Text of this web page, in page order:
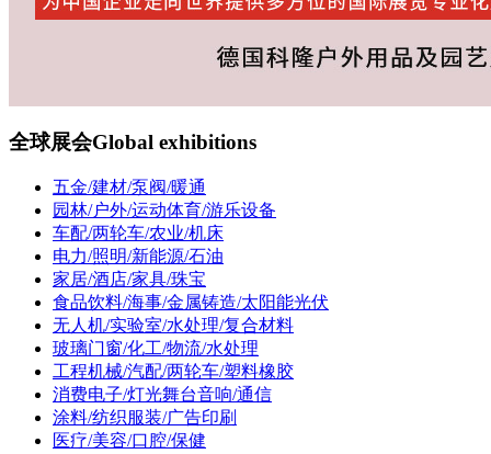
全球展会Global exhibitions
五金/建材/泵阀/暖通
园林/户外/运动体育/游乐设备
车配/两轮车/农业/机床
电力/照明/新能源/石油
家居/酒店/家具/珠宝
食品饮料/海事/金属铸造/太阳能光伏
无人机/实验室/水处理/复合材料
玻璃门窗/化工/物流/水处理
工程机械/汽配/两轮车/塑料橡胶
消费电子/灯光舞台音响/通信
涂料/纺织服装/广告印刷
医疗/美容/口腔/保健